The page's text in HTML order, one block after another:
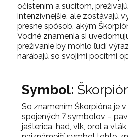
očistením a súcitom,
intenzívnejšie, ale zostávajú
presne spôsob, akým
Vodné znamenia si
prežívanie by mohlo ľudí
narábajú so svojimi pocitmi
Symbol:
So znamením Škorpióna je
spojených 7 symbolov –
jašterica, had, vlk, orol a